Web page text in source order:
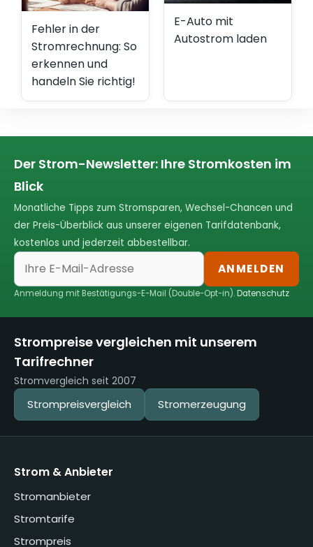
Fehler in der
Stromrechnung: So
erkennen und
handeln Sie richtig!
E-Auto mit
Autostrom laden
Der Strom-Newsletter: Ihre Stromkosten im
Blick
Monatliche Tipps zum Stromsparen, Wechsel-Chancen und
der Preis-Überblick aus unserer eigenen Tarifdatenbank,
kostenlos und jederzeit abbestellbar.
ANMELDEN
Anmeldung mit Bestätigungs-E-Mail (Double-Opt-in).Datenschutz
Strompreise vergleichen mit unserem
Tarifrechner
Stromvergleich seit 2007
Strompreisvergleich Stromerzeugung
Strom & Anbieter
Stromanbieter
Stromtarife
Strompreis